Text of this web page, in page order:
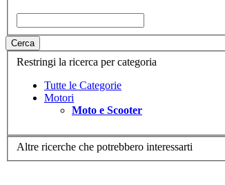
Cerca
Restringi la ricerca per categoria
Tutte le Categorie
Motori
Moto e Scooter
Altre ricerche che potrebbero interessarti